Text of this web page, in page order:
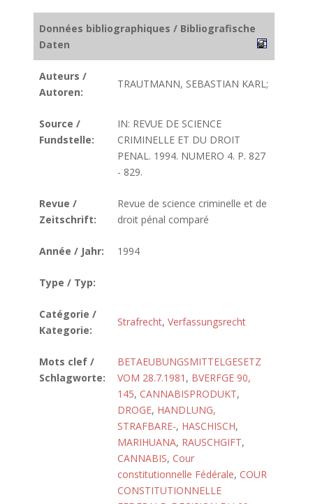
Données bibliographiques / Bibliografische
Daten
Auteurs /
Autoren:
TRAUTMANN, SEBASTIAN KARL;
Source /
Fundstelle:
IN: REVUE DE SCIENCE
CRIMINELLE ET DU DROIT
PENAL. 1994. NUMERO 4. P. 827
- 829.
Revue /
Zeitschrift:
Revue de science criminelle et de
droit pénal comparé
Année / Jahr: 1994
Type / Typ:
Catégorie /
Kategorie:
Strafrecht, Verfassungsrecht
Mots clef /
Schlagworte:
BETAEUBUNGSMITTELGESETZ
VOM 28.7.1981 , BVERFGE 90,
145, CANNABISPRODUKT,
DROGE, HANDLUNG,
STRAFBARE-, HASCHISCH,
MARIHUANA, RAUSCHGIFT,
CANNABIS, Cour
constitutionnelle Fédérale, COUR
CONSTITUTIONNELLE